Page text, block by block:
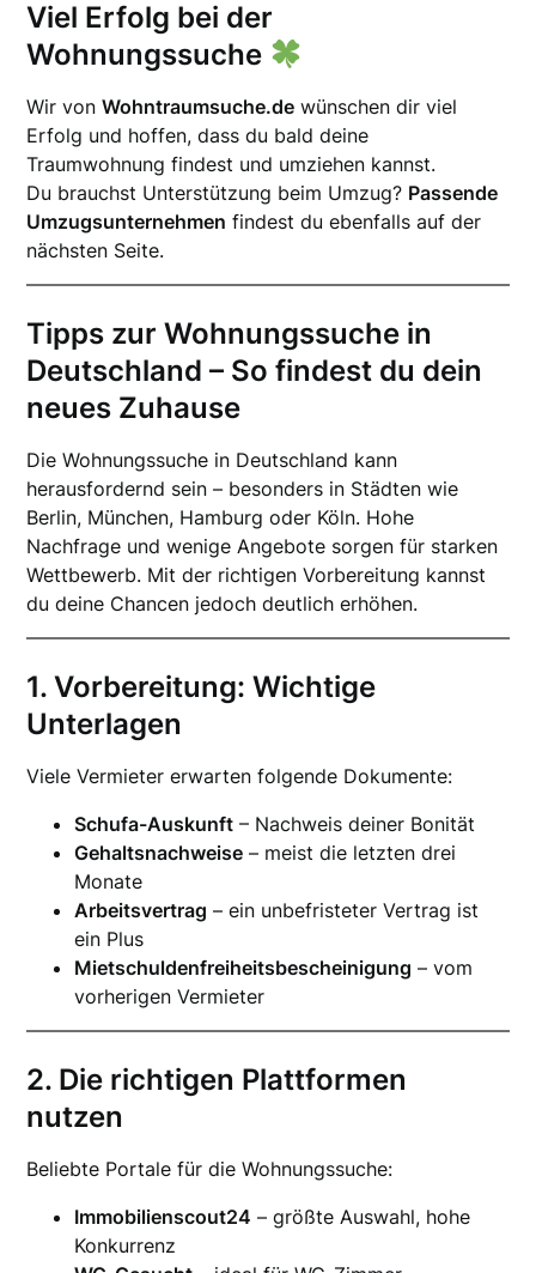
Viel Erfolg bei der
Wohnungssuche
Wir vonWohntraumsuche.de wünschen dir viel
Erfolg und hoffen, dass du bald deine
Traumwohnung findest und umziehen kannst.
Du brauchst Unterstützung beim Umzug? Passende
Umzugsunternehmen findest du ebenfalls auf der
nächsten Seite.
Tipps zur Wohnungssuche in
Deutschland – So findest du dein
neues Zuhause
Die Wohnungssuche in Deutschland kann
herausfordernd sein – besonders in Städten wie
Berlin, München, Hamburg oder Köln. Hohe
Nachfrage und wenige Angebote sorgen für starken
Wettbewerb. Mit der richtigen Vorbereitung kannst
du deine Chancen jedoch deutlich erhöhen.
1. Vorbereitung: Wichtige
Unterlagen
Viele Vermieter erwarten folgende Dokumente:
Schufa-Auskunft – Nachweis deiner Bonität
Gehaltsnachweise – meist die letzten drei
Monate
Arbeitsvertrag – ein unbefristeter Vertrag ist
ein Plus
Mietschuldenfreiheitsbescheinigung – vom
vorherigen Vermieter
2. Die richtigen Plattformen
nutzen
Beliebte Portale für die Wohnungssuche:
Immobilienscout24 – größte Auswahl, hohe
Konkurrenz